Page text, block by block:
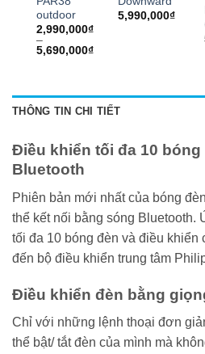
outdoor
2,990,000₫
–
5,690,000₫Khoảng
5,690,000₫
5,990,000₫
THÔNG TIN CHI TIẾT
Điều khiển tối đa 10
Bluetooth
Phiên bản mới nhất của bóng
thể kết nối bằng sóng Bluetooth.
tối đa 10 bóng đèn và điều khiển
đến bộ điều khiển trung tâm
Điều khiển đèn bằng
Chỉ với những lệnh thoại đơn
thể bật/ tắt đèn của mình mà